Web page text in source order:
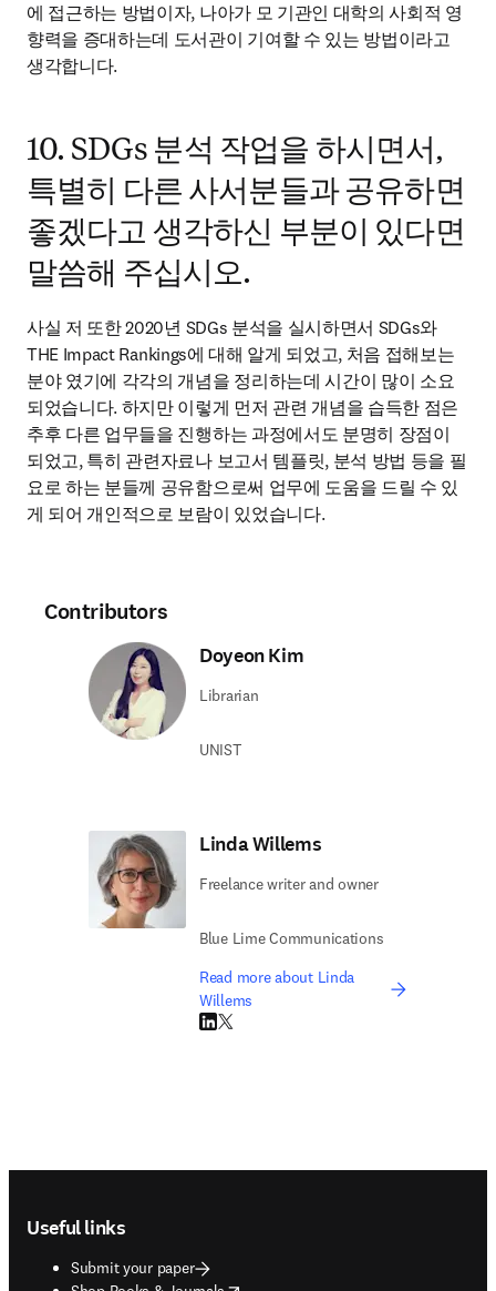
에 접근하는 방법이자, 나아가 모 기관인 대학의 사회적 영
향력을 증대하는데 도서관이 기여할 수 있는 방법이라고
생각합니다.
10. SDGs 분석 작업을 하시면서,
특별히 다른 사서분들과 공유하면
좋겠다고 생각하신 부분이 있다면
말씀해 주십시오.
사실 저 또한 2020년 SDGs 분석을 실시하면서 SDGs와
THE Impact Rankings에 대해 알게 되었고, 처음 접해보는
분야 였기에 각각의 개념을 정리하는데 시간이 많이 소요
되었습니다. 하지만 이렇게 먼저 관련 개념을 습득한 점은
추후 다른 업무들을 진행하는 과정에서도 분명히 장점이
되었고, 특히 관련자료나 보고서 템플릿, 분석 방법 등을 필
요로 하는 분들께 공유함으로써 업무에 도움을 드릴 수 있
게 되어 개인적으로 보람이 있었습니다.
Contributors
Doyeon Kim
Librarian
UNIST
Linda Willems
Freelance writer and owner
Blue Lime Communications
Read more about Linda
Willems
LinkedIn opens in new tab/window
Twitter opens in new tab/window
Useful links
Submit your paper